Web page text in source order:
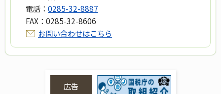
電話： 0285-32-8887
FAX： 0285-32-8606
お問い合わせはこちら
広告